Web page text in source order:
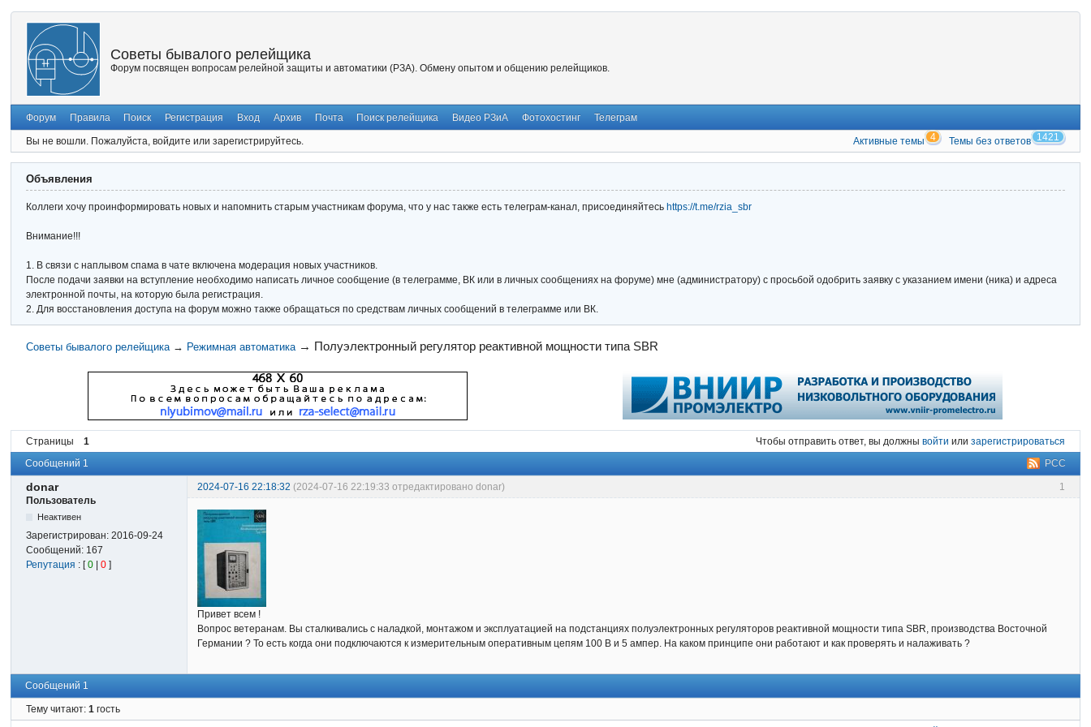
Советы бывалого релейщика
Форум посвящен вопросам релейной защиты и автоматики (РЗА). Обмену опытом и общению релейщиков.
Форум Правила Поиск Регистрация Вход Архив Почта Поиск релейщика Видео РЗиА Фотохостинг Телеграм
Вы не вошли. Пожалуйста, войдите или зарегистрируйтесь. Активные темы 4 Темы без ответов 1421
Объявления
Коллеги хочу проинформировать новых и напомнить старым участникам форума, что у нас также есть телеграм-канал, присоединяйтесь https://t.me/rzia_sbr
Внимание!!!
1. В связи с наплывом спама в чате включена модерация новых участников.
После подачи заявки на вступление необходимо написать личное сообщение (в телеграмме, ВК или в личных сообщениях на форуме) мне (администратору) с просьбой одобрить заявку с указанием имени (ника) и адреса
электронной почты, на которую была регистрация.
2. Для восстановления доступа на форум можно также обращаться по средствам личных сообщений в телеграмме или ВК.
Советы бывалого релейщика → Режимная автоматика → Полуэлектронный регулятор реактивной мощности типа SBR
Страницы 1 Чтобы отправить ответ, вы должны войти или зарегистрироваться
РСС
Сообщений 1
1
donar 2024-07-16 22:18:32 (2024-07-16 22:19:33 отредактировано donar)
Пользователь
Неактивен
Зарегистрирован:2016-09-24
Сообщений: 167
Репутация : [0 |0 ]
Привет всем !
Вопрос ветеранам. Вы сталкивались с наладкой, монтажом и эксплуатацией на подстанциях полуэлектронных регуляторов реактивной мощности типа SBR, производства Восточной
Германии ? То есть когда они подключаются к измерительным оперативным цепям 100 В и 5 ампер. На каком принципе они работают и как проверять и налаживать ?
Сообщений 1
Тему читают:1 гость